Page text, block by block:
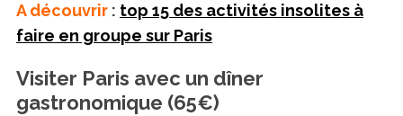
A découvrir: top 15 des activités insolites à
faire en groupe sur Paris
Visiter Paris avec un dîner
gastronomique (65€)